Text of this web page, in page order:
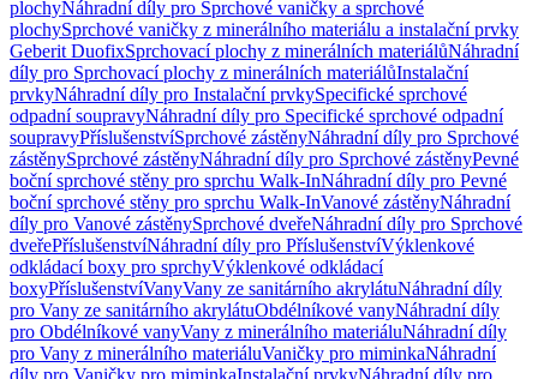
plochyNáhradní díly pro Sprchové vaničky a sprchové
plochySprchové vaničky z minerálního materiálu a instalační prvky
Geberit DuofixSprchovací plochy z minerálních materiálůNáhradní
díly pro Sprchovací plochy z minerálních materiálůInstalační
prvkyNáhradní díly pro Instalační prvkySpecifické sprchové
odpadní soupravyNáhradní díly pro Specifické sprchové odpadní
soupravyPříslušenstvíSprchové zástěnyNáhradní díly pro Sprchové
zástěnySprchové zástěnyNáhradní díly pro Sprchové zástěnyPevné
boční sprchové stěny pro sprchu Walk-InNáhradní díly pro Pevné
boční sprchové stěny pro sprchu Walk-InVanové zástěnyNáhradní
díly pro Vanové zástěnySprchové dveřeNáhradní díly pro Sprchové
dveřePříslušenstvíNáhradní díly pro PříslušenstvíVýklenkové
odkládací boxy pro sprchyVýklenkové odkládací
boxyPříslušenstvíVanyVany ze sanitárního akrylátuNáhradní díly
pro Vany ze sanitárního akrylátuObdélníkové vanyNáhradní díly
pro Obdélníkové vanyVany z minerálního materiáluNáhradní díly
pro Vany z minerálního materiáluVaničky pro miminkaNáhradní
díly pro Vaničky pro miminkaInstalační prvkyNáhradní díly pro